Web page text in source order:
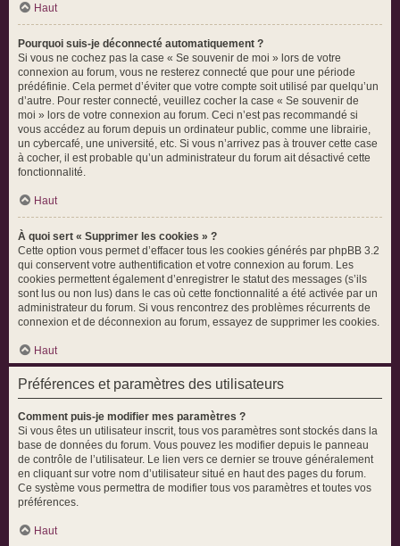
Haut
Pourquoi suis-je déconnecté automatiquement ?
Si vous ne cochez pas la case « Se souvenir de moi » lors de votre
connexion au forum, vous ne resterez connecté que pour une période
prédéfinie. Cela permet d’éviter que votre compte soit utilisé par quelqu’un
d’autre. Pour rester connecté, veuillez cocher la case « Se souvenir de
moi » lors de votre connexion au forum. Ceci n’est pas recommandé si
vous accédez au forum depuis un ordinateur public, comme une librairie,
un cybercafé, une université, etc. Si vous n’arrivez pas à trouver cette case
à cocher, il est probable qu’un administrateur du forum ait désactivé cette
fonctionnalité.
Haut
À quoi sert « Supprimer les cookies » ?
Cette option vous permet d’effacer tous les cookies générés par phpBB 3.2
qui conservent votre authentification et votre connexion au forum. Les
cookies permettent également d’enregistrer le statut des messages (s’ils
sont lus ou non lus) dans le cas où cette fonctionnalité a été activée par un
administrateur du forum. Si vous rencontrez des problèmes récurrents de
connexion et de déconnexion au forum, essayez de supprimer les cookies.
Haut
Préférences et paramètres des utilisateurs
Comment puis-je modifier mes paramètres ?
Si vous êtes un utilisateur inscrit, tous vos paramètres sont stockés dans la
base de données du forum. Vous pouvez les modifier depuis le panneau
de contrôle de l’utilisateur. Le lien vers ce dernier se trouve généralement
en cliquant sur votre nom d’utilisateur situé en haut des pages du forum.
Ce système vous permettra de modifier tous vos paramètres et toutes vos
préférences.
Haut